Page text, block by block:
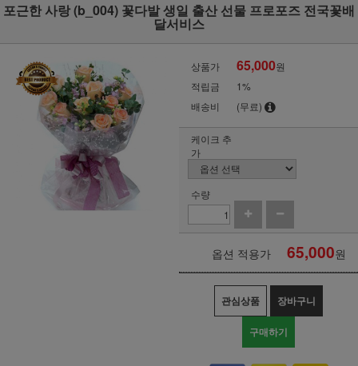
포근한 사랑 (b_004) 꽃다발 생일 출산 선물 프로포즈 전국꽃배
달서비스
상품가 65,000원
적립금
1%
배송비
(무료)
케이크 추
가
수량
옵션 적용가 65,000원
관심상품 장바구니
구매하기